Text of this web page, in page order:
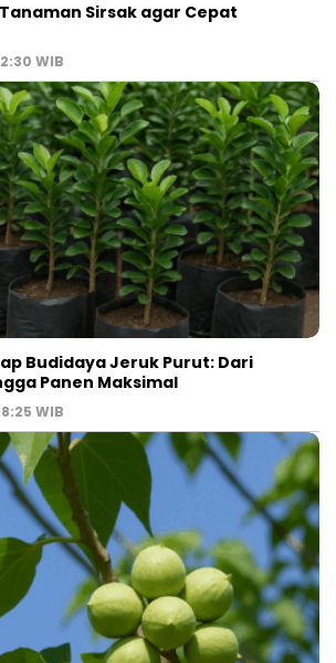
Sirsak agar Cepat
WIB
Budidaya Jeruk Purut: Dari
Panen Maksimal
WIB